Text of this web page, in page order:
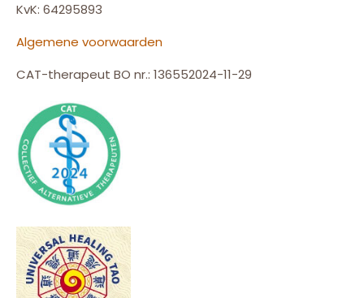
KvK: 64295893
Algemene voorwaarden
CAT-therapeut BO nr.: 136552024-11-29